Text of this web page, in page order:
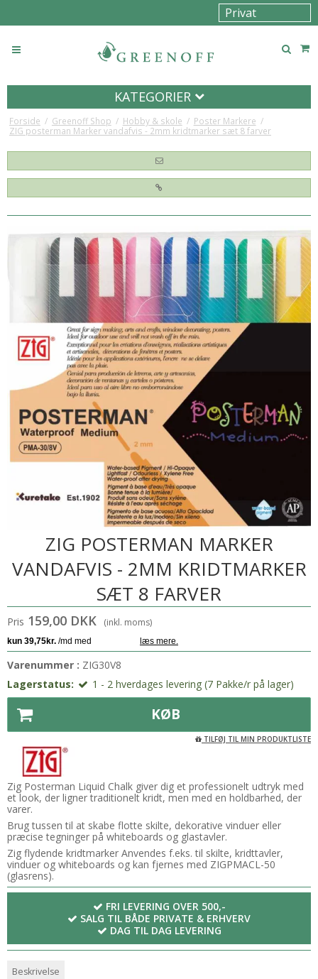
KATEGORIER
Forside / Greenoff Shop / Hobby & skole / Poster Markere /
ZIG posterman Marker vandafvis - 2mm kridtmarker sæt 8 farver
ZIG POSTERMAN MARKER
VANDAFVIS - 2MM KRIDTMARKER
SÆT 8 FARVER
Pris 159,00 DKK (inkl. moms)
Varenummer : ZIG30V8
Lagerstatus:
1 - 2 hverdages levering (7 Pakke/r på lager)
KØB
TILFØJ TIL MIN PRODUKTLISTE
Zig Posterman Liquid Chalk giver dig et professionelt udtryk med
et look, der ligner traditionelt kridt, men med en holdbarhed, der
varer.
Brug tussen til at skabe flotte skilte, dekorative vinduer eller
præcise tegninger på whiteboards og glastavler.
Zig flydende kridtmarker Anvendes f.eks. til skilte, kridttavler,
vinduer og whiteboards og kan fjernes med ZIGPMACL-50
(glasrens).
FRI LEVERING OVER 500,-
SALG TIL BÅDE PRIVATE & ERHVERV
DAG TIL DAG LEVERING
Beskrivelse